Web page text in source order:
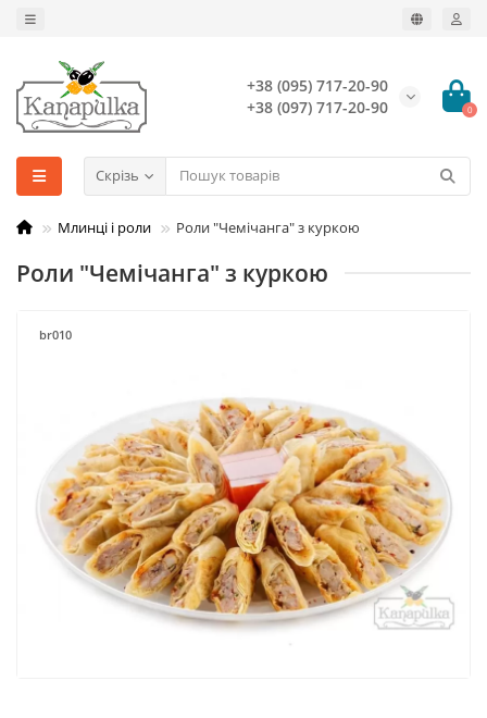
+38 (095) 717-20-90
+38 (097) 717-20-90
0
Скрізь
Млинці і роли Роли "Чемічанга" з куркою
Роли "Чемічанга" з куркою
br010